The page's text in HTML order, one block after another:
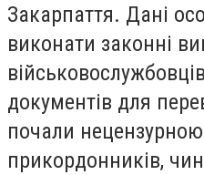
Закарпаття. Дані
виконати законні
документів для
почали
прикордонників,